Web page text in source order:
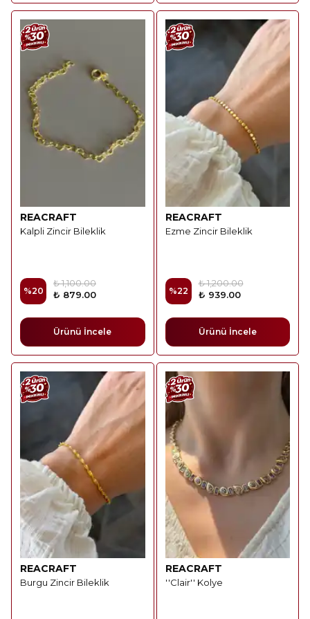
REACRAFT
Kalpli Zincir Bileklik
%20
₺ 1,100.00
₺ 879.00
Ürünü İncele
REACRAFT
Ezme Zincir Bileklik
%22
₺ 1,200.00
₺ 939.00
Ürünü İncele
REACRAFT
Burgu Zincir Bileklik
REACRAFT
''Clair'' Kolye